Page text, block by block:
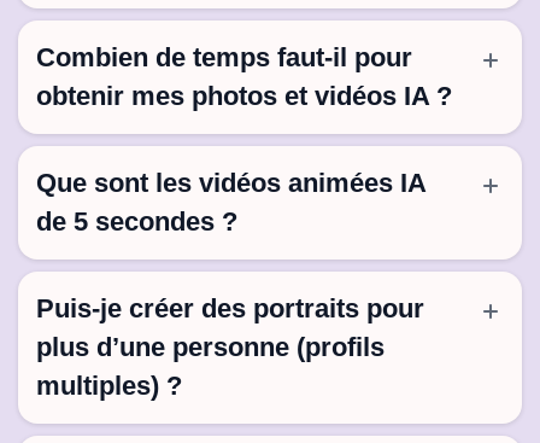
Combien de temps faut-il pour
obtenir mes photos et vidéos IA ?
Que sont les vidéos animées IA
de 5 secondes ?
Puis-je créer des portraits pour
plus d’une personne (profils
multiples) ?